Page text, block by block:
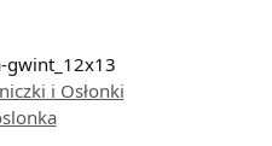
gwint_12x13
i Osłonki